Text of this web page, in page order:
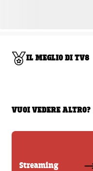
IL MEGLIO DI TV8
VUOI VEDERE ALTRO?
Streaming